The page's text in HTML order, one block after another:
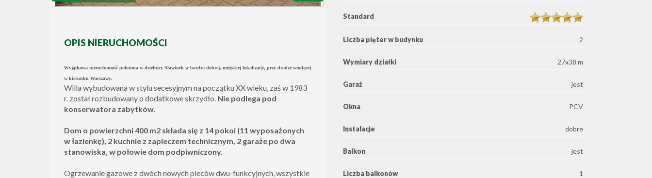
OPIS NIERUCHOMOŚCI
Wyjątkowa nieruchomość położona w dzielnicy Sławinek w bardzo dobrej, miejskiej lokalizacji, przy drodze wiodącej
w kierunku Warszawy.
Willa wybudowana w stylu secesyjnym na początku XX wieku, zaś w 1983
r. został rozbudowany o dodatkowe skrzydło. Nie podlega pod
konserwatora zabytków.
Dom o powierzchni 400 m2 składa się z 14 pokoi (11 wyposażonych
w łazienkę), 2 kuchnie z zapleczem technicznym, 2 garaże po dwa
stanowiska, w połowie dom podpiwniczony.
Ogrzewanie gazowe z dwóch nowych pieców dwu-funkcyjnych, wszystkie
Standard
Liczba pięter w budynku 2
Wymiary działki 27x38 m
Garaż jest
Okna PCV
Instalacje dobre
Balkon jest
Liczba balkonów 1